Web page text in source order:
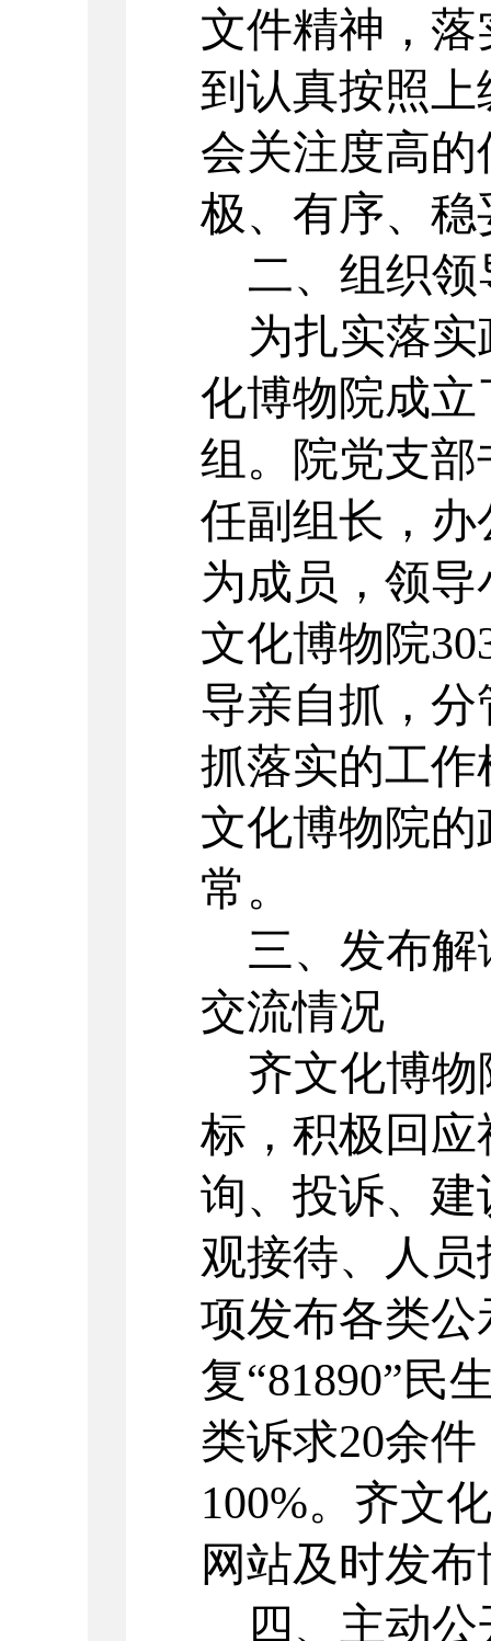
文件精神，
到认真按照
会关注度高
极、有序、
二、组织领
为扎实落
化博物院成
组。
院党支部
任副组长， 办
为成员，领
文化博物院
导亲自抓，分
抓落实的工
文化博物院的
常。
三、发布
交流情况
齐文化博物
标，积极回
询、投诉、
观接待、人员
项发布各类公
复“81890”民
类诉求20余件
100%。 齐文
网站及时发布
四、主动